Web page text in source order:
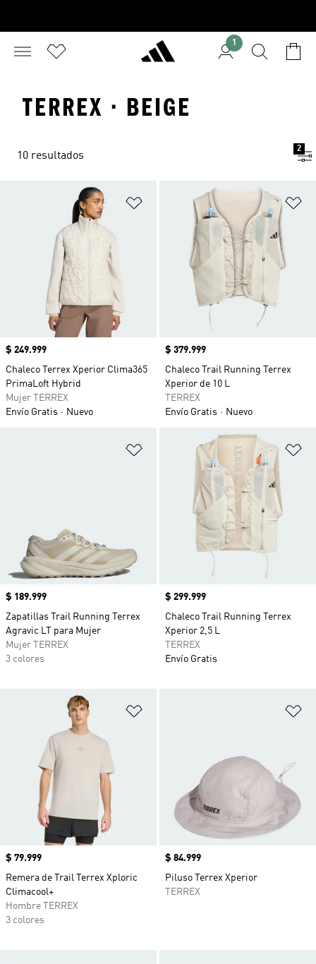
1
TERREX · BEIGE
10 resultados
2
Añadir a la lista de deseos
Precio
$ 249.999
Chaleco Terrex Xperior Clima365
PrimaLoft Hybrid
Mujer TERREX
Envío Gratis
Nuevo
Precio
$ 379.999
Chaleco Trail Running Terrex
Xperior de 10 L
TERREX
Envío Gratis
Nuevo
Añadir a la lista de deseos
Precio
$ 189.999
Zapatillas Trail Running Terrex
Agravic LT para Mujer
Mujer TERREX
3 colores
Precio
$ 299.999
Chaleco Trail Running Terrex
Xperior 2,5 L
TERREX
Envío Gratis
Precio
$ 79.999
Remera de Trail Terrex Xploric
Climacool+
Hombre TERREX
3 colores
Precio
$ 84.999
Piluso Terrex Xperior
TERREX